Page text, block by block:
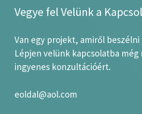
Vegye fel Velünk a
Van egy projekt, amiről beszélni
Lépjen velünk kapcsolatba még
ingyenes konzultációért.
eoldal@aol.com